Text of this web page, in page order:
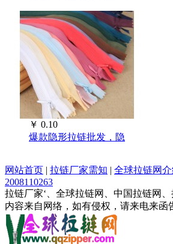
￥ 0.10
爆款隐形拉链批发，隐
网站首页 | 拉链厂家需知 | 全球拉链网介
2008110263
拉链厂家‘、全球拉链网、中国拉链网
内容来自网络，如有侵权，请来电来函